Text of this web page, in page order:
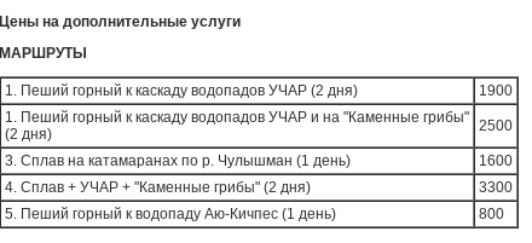
Цены на дополнительные услуги
МАРШРУТЫ
1. Пеший горный к каскаду водопадов УЧАР (2 дня)
1900
1. Пеший горный к каскаду водопадов УЧАР и на "Каменные грибы"
(2 дня)
2500
3. Сплав на катамаранах по р. Чулышман (1 день)
1600
4. Сплав + УЧАР + "Каменные грибы" (2 дня)
3300
5. Пеший горный к водопаду Аю-Кичпес (1 день)
800